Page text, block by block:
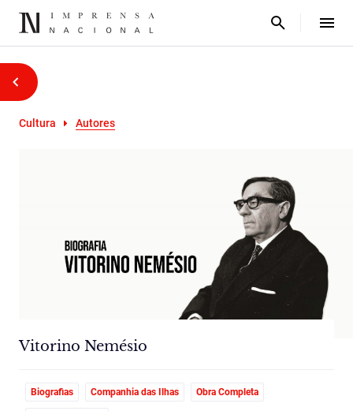
Cultura Autores
Vitorino Nemésio
Biografias Companhia das Ilhas Obra Completa